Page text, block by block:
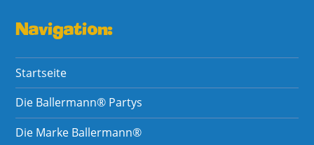
Navigation:
Startseite
Die Ballermann® Partys
Die Marke Ballermann®